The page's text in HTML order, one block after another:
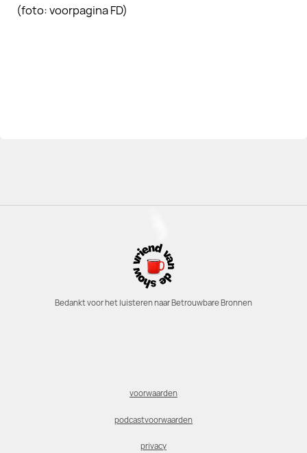
(foto: voorpagina FD)
Bedankt voor het luisteren naar Betrouwbare Bronnen
voorwaarden
podcastvoorwaarden
privacy